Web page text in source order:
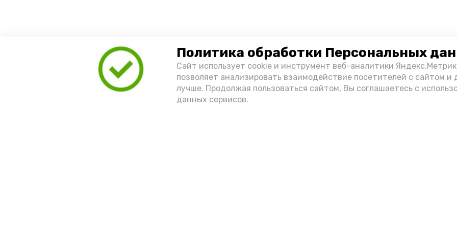
Политика обработки Персональных
Сайт использует cookie и инструмент веб-аналитики
позволяет анализировать взаимодействие посетителей с сайтом и
лучше. Продолжая пользоваться сайтом, Вы соглашаетесь с
данных сервисов.